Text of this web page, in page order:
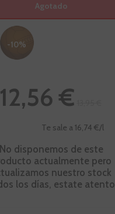
Agotado
-10%
12,56 €
Te sale a 16,74 €/l
No disponemos de este
actualmente pero
nuestro stock
los días, estate atento